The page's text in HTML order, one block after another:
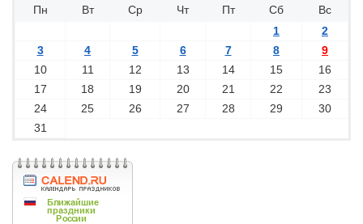
Пн
Вт Ср Чт Пт Сб
Вс
1
2
3
4 5 6 7 8
9
10
11 12 13 14 15
16
17
18 19 20 21 22
23
24
25 26 27 28 29
30
31